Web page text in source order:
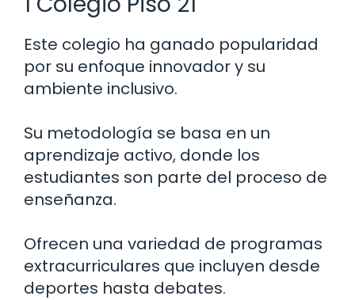
Este colegio ha ganado popularidad
por su enfoque innovador y su
ambiente inclusivo.
Su metodología se basa en un
aprendizaje activo, donde los
estudiantes son parte del proceso de
enseñanza.
Ofrecen una variedad de programas
extracurriculares que incluyen desde
deportes hasta debates.